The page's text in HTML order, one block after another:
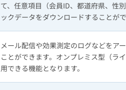
て、任意項目（会員ID、都道府県、性
ックデータをダウンロードすることがで
メール配信や効果測定のログなどをア
ことができます。オンプレミス型（ラ
用できる機能となります。